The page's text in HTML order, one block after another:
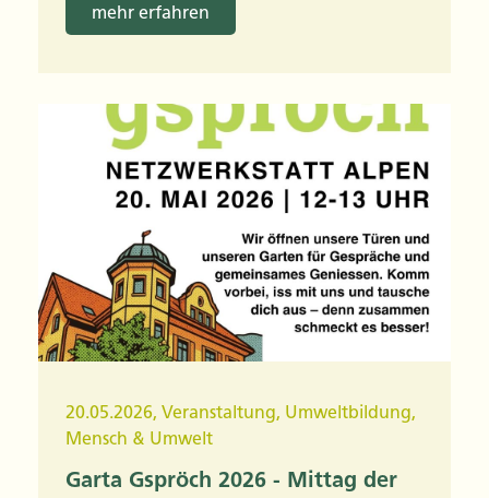
mehr erfahren
20.05.2026, Veranstaltung, Umweltbildung,
Mensch & Umwelt
Garta Gspröch 2026 - Mittag der